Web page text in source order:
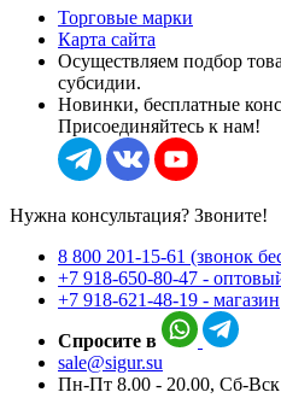
Торговые марки
Карта сайта
Осуществляем подбор
субсидии.
Новинки, бесплатные
Присоединяйтесь к нам!
Нужна консультация? Звоните!
8 800 201-15-61 (звонок
+7 918-650-80-47 -
+7 918-621-48-19 - магазин
Спросите в
sale@sigur.su
Пн-Пт 8.00 - 20.00, Сб-Вск